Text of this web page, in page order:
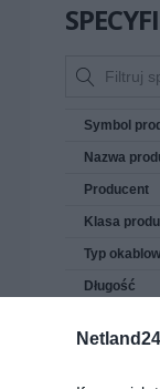
Symbol
Nazwa
Producent
Klasa
Typ
Długość